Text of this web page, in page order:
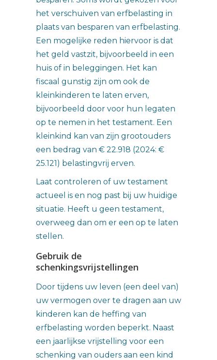
het verschuiven van erfbelasting in
plaats van besparen van erfbelasting.
Een mogelijke reden hiervoor is dat
het geld vastzit, bijvoorbeeld in een
huis of in beleggingen. Het kan
fiscaal gunstig zijn om ook de
kleinkinderen te laten erven,
bijvoorbeeld door voor hun legaten
op te nemen in het testament. Een
kleinkind kan van zijn grootouders
een bedrag van € 22.918 (2024: €
25.121) belastingvrij erven.
Laat controleren of uw testament
actueel is en nog past bij uw huidige
situatie. Heeft u geen testament,
overweeg dan om er een op te laten
stellen.
Gebruik de
schenkingsvrijstellingen
Door tijdens uw leven (een deel van)
uw vermogen over te dragen aan uw
kinderen kan de heffing van
erfbelasting worden beperkt. Naast
een jaarlijkse vrijstelling voor een
schenking van ouders aan een kind